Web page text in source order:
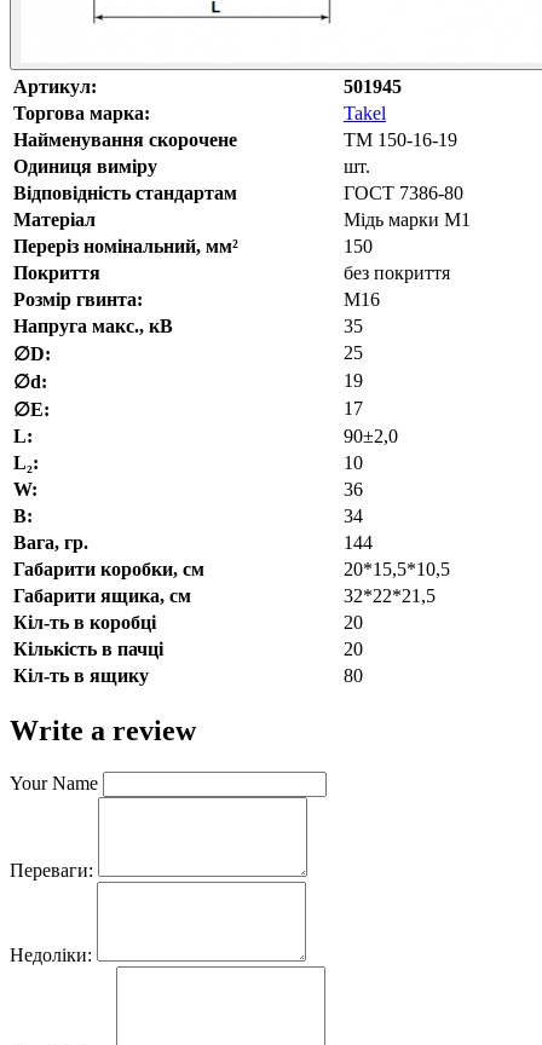
Артикул:
501945
Торгова марка:
Takel
Найменування скорочене
ТМ 150-16-19
Одиниця виміру
шт.
Відповідність стандартам
ГОСТ 7386-80
Матеріал
Мідь марки М1
Переріз номінальний, мм²
150
Покриття
без покриття
Розмір гвинта:
М16
Напруга макс., кВ
35
∅D:
25
∅d:
19
∅E:
17
L:
90±2,0
L₂:
10
W:
36
В:
34
Вага, гр.
144
Габарити коробки, см
20*15,5*10,5
Габарити ящика, см
32*22*21,5
Кіл-ть в коробці
20
Кількість в пачці
20
Кіл-ть в ящику
80
Write a review
Your Name
Переваги:
Недоліки: